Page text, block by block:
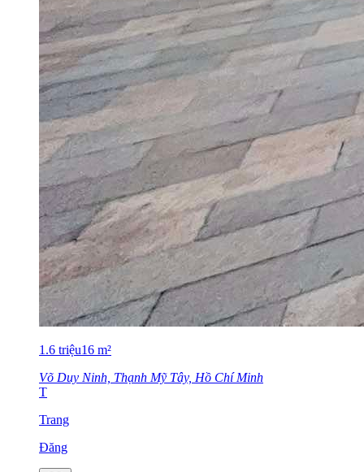
1.6 triệu16 m²
Võ Duy Ninh, Thạnh Mỹ Tây, Hồ Chí Minh
T
Trang
Đăng